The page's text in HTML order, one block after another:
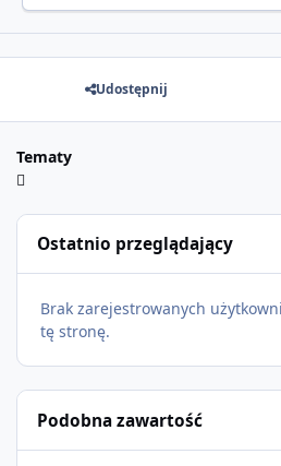
Udostępnij
Tematy
Ostatnio przeglądający
Brak zarejestrowanych
tę stronę.
Podobna zawartość